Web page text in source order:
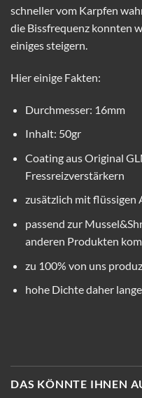
schneller vom Karpfen
die Bissfrequenz konnten
einiges steigern.
Hier einige Fakten:
Durchmesser: 16mm
Inhalt: 50gr
Coating aus Original
Fressreizverstärkern
zusätzlich mit
passend zur
anderen Produkten
zu 100% von uns
hohe Dichte daher
DAS KÖNNTE IHNEN